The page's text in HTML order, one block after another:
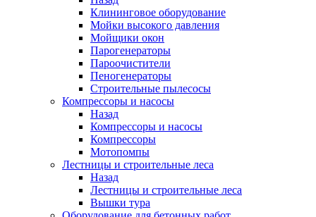
Клининговое оборудование
Мойки высокого давления
Мойщики окон
Парогенераторы
Пароочистители
Пеногенераторы
Строительные пылесосы
Компрессоры и насосы
Назад
Компрессоры и насосы
Компрессоры
Мотопомпы
Лестницы и строительные леса
Назад
Лестницы и строительные леса
Вышки тура